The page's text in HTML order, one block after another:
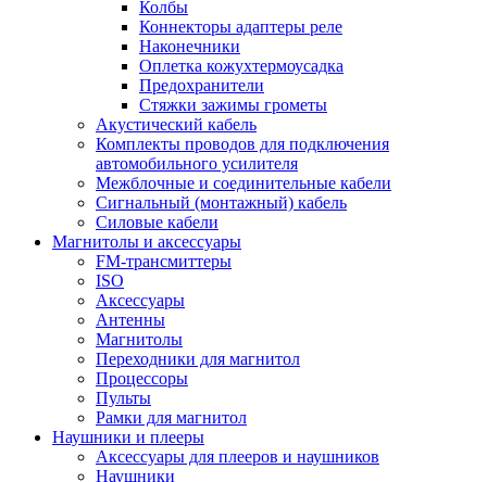
Колбы
Коннекторы адаптеры реле
Наконечники
Оплетка кожухтермоусадка
Предохранители
Стяжки зажимы грометы
Акустический кабель
Комплекты проводов для подключения
автомобильного усилителя
Межблочные и соединительные кабели
Сигнальный (монтажный) кабель
Силовые кабели
Магнитолы и аксессуары
FM-трансмиттеры
ISO
Аксессуары
Антенны
Магнитолы
Переходники для магнитол
Процессоры
Пульты
Рамки для магнитол
Наушники и плееры
Аксессуары для плееров и наушников
Наушники